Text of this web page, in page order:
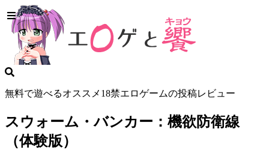
無料で遊べるオススメ18禁エロゲームの投稿レビュー
スウォーム・バンカー：機欲防衛線
（体験版）